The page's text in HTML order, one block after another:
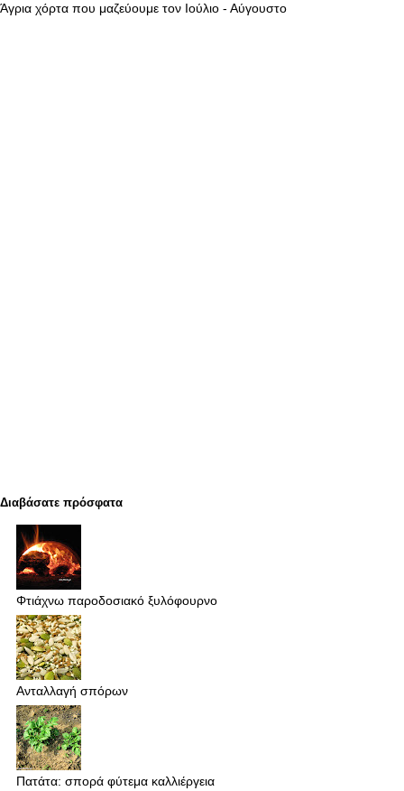
Άγρια χόρτα που μαζεύουμε τον Ιούλιο - Αύγουστο
Διαβάσατε πρόσφατα
Φτιάχνω παροδοσιακό ξυλόφουρνο
Ανταλλαγή σπόρων
Πατάτα: σπορά φύτεμα καλλιέργεια